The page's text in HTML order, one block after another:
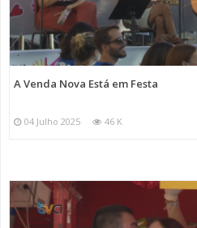
A Venda Nova Está em Festa
04 Julho 2025 46 K